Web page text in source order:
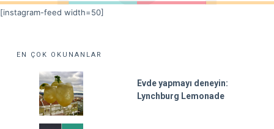
[instagram-feed width=50]
EN ÇOK OKUNANLAR
Evde yapmayı deneyin:
Lynchburg Lemonade